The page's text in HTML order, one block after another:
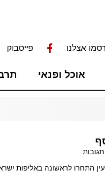
אצלנו פייסבוק
אוכל ופנאי
תגובות
התחרו לראשונה באליפות